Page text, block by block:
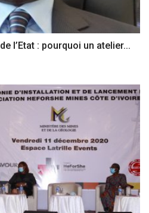
l’Etat : pourquoi un atelier...